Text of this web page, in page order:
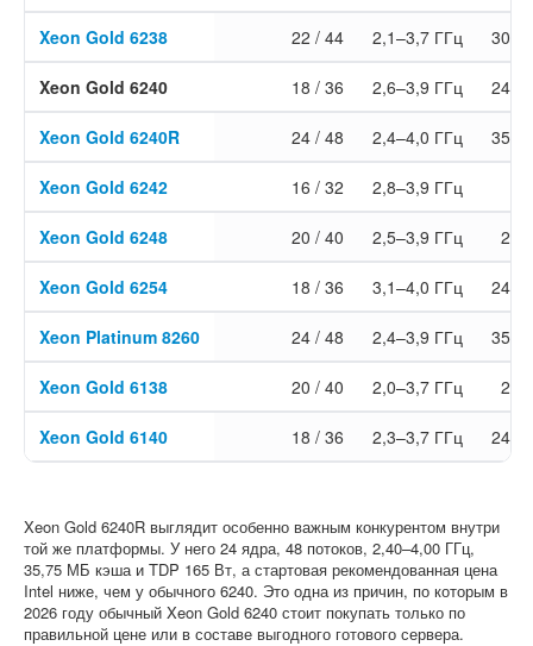
Xeon Gold 6238 22 / 44 2,1–3,7 ГГц
Xeon Gold 6240 18 / 36 2,6–3,9 ГГц
Xeon Gold 6240R 24 / 48 2,4–4,0 ГГц
Xeon Gold 6242 16 / 32 2,8–3,9 ГГц
Xeon Gold 6248 20 / 40 2,5–3,9 ГГц
Xeon Gold 6254 18 / 36 3,1–4,0 ГГц
Xeon Platinum 8260 24 / 48 2,4–3,9 ГГц
Xeon Gold 6138 20 / 40 2,0–3,7 ГГц
Xeon Gold 6140 18 / 36 2,3–3,7 ГГц
Xeon Gold 6240R выглядит особенно важным конкурентом внутри
той же платформы. У него 24 ядра, 48 потоков, 2,40–4,00 ГГц,
35,75 МБ кэша и TDP 165 Вт, а стартовая рекомендованная цена
Intel ниже, чем у обычного 6240. Это одна из причин, по которым в
2026 году обычный Xeon Gold 6240 стоит покупать только по
правильной цене или в составе выгодного готового сервера.